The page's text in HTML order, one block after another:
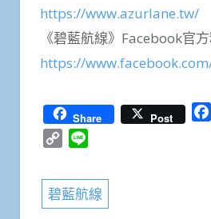
https://www.azurlane.tw/
《碧藍航線》Facebook官
https://
Share Post
Copy
碧藍航線